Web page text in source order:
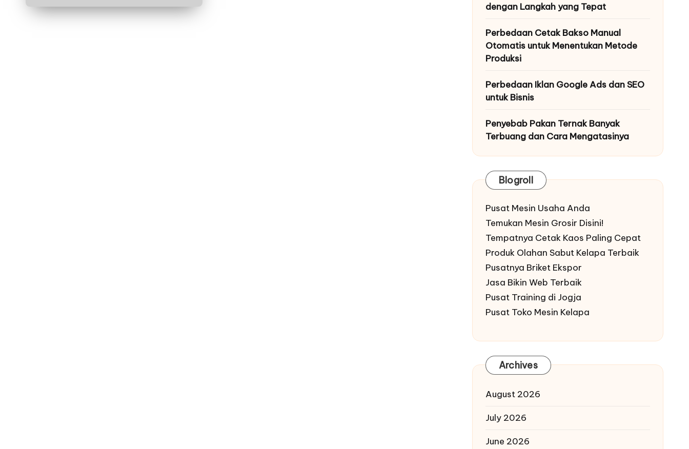
dengan Langkah yang Tepat
Perbedaan Cetak Bakso Manual
Otomatis untuk Menentukan Metode
Produksi
Perbedaan Iklan Google Ads dan SEO
untuk Bisnis
Penyebab Pakan Ternak Banyak
Terbuang dan Cara Mengatasinya
Blogroll
Pusat Mesin Usaha Anda
Temukan Mesin Grosir Disini!
Tempatnya Cetak Kaos Paling Cepat
Produk Olahan Sabut Kelapa Terbaik
Pusatnya Briket Ekspor
Jasa Bikin Web Terbaik
Pusat Training di Jogja
Pusat Toko Mesin Kelapa
Archives
August 2026
July 2026
June 2026